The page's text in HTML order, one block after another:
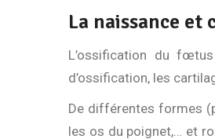
La naissance et
L’ossification du
d’ossification, les
De différentes formes
les os du poignet,… et